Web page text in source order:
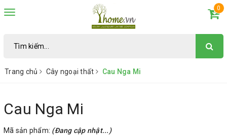
Toggle
0
Trang chủ Cây ngoại thất Cau Nga Mi
Cau Nga Mi
Mã sản phẩm: (Đang cập nhật...)